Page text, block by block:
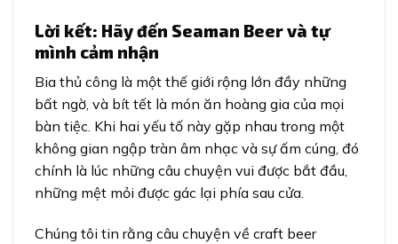
Lời kết: Hãy đến Seaman Beer và tự
mình cảm nhận
Bia thủ công là một thế giới rộng lớn đầy những
bất ngờ, và bít tết là món ăn hoàng gia của mọi
bàn tiệc. Khi hai yếu tố này gặp nhau trong một
không gian ngập tràn âm nhạc và sự ấm cúng, đó
chính là lúc những câu chuyện vui được bắt đầu,
những mệt mỏi được gác lại phía sau cửa.
Chúng tôi tin rằng câu chuyện về craft beer